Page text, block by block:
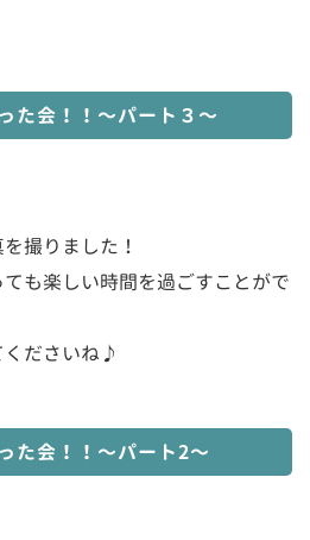
た会！！〜パート３〜
撮りました！
も楽しい時間を過ごすことがで
くださいね♪
た会！！〜パート2〜